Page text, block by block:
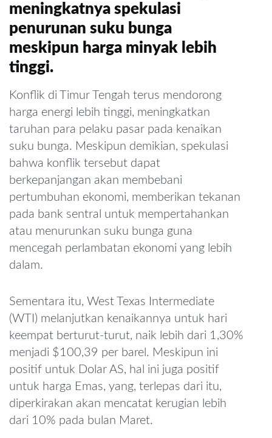
meningkatnya spekulasi
penurunan suku bunga
meskipun harga minyak lebih
tinggi.
Konflik di Timur Tengah terus mendorong
harga energi lebih tinggi, meningkatkan
taruhan para pelaku pasar pada kenaikan
suku bunga. Meskipun demikian, spekulasi
bahwa konflik tersebut dapat
berkepanjangan akan membebani
pertumbuhan ekonomi, memberikan tekanan
pada bank sentral untuk mempertahankan
atau menurunkan suku bunga guna
mencegah perlambatan ekonomi yang lebih
dalam.
Sementara itu, West Texas Intermediate
(WTI) melanjutkan kenaikannya untuk hari
keempat berturut-turut, naik lebih dari 1,30%
menjadi $100,39 per barel. Meskipun ini
positif untuk Dolar AS, hal ini juga positif
untuk harga Emas, yang, terlepas dari itu,
diperkirakan akan mencatat kerugian lebih
dari 10% pada bulan Maret.